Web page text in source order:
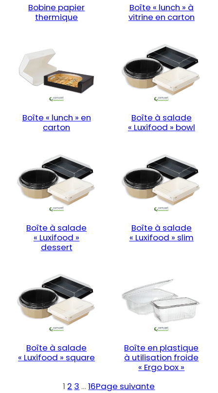
Bobine papier
thermique
Boîte « lunch » à
vitrine en carton
Boîte « lunch » en
carton
Boîte à salade
« Luxifood » bowl
Boîte à salade
« Luxifood »
dessert
Boîte à salade
« Luxifood » slim
Boîte à salade
« Luxifood » square
Boîte en plastique
à utilisation froide
« Ergo box »
1 2 3 …16Page suivante